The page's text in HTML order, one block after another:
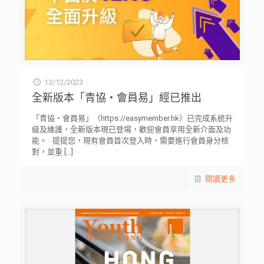
13/12/2023
全新版本「青協・會員易」經已推出
「青協・會員易」（https://easymember.hk）已完成系統升
級及維護，全新版本現已登場，歡迎會員享用全新介面及功
能。 提提您，現有會員首次登入時，需要進行會員身分核
對，並重[…]
閱讀更多